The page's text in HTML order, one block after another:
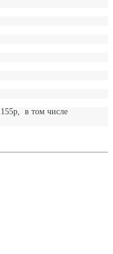
155р, в том числе